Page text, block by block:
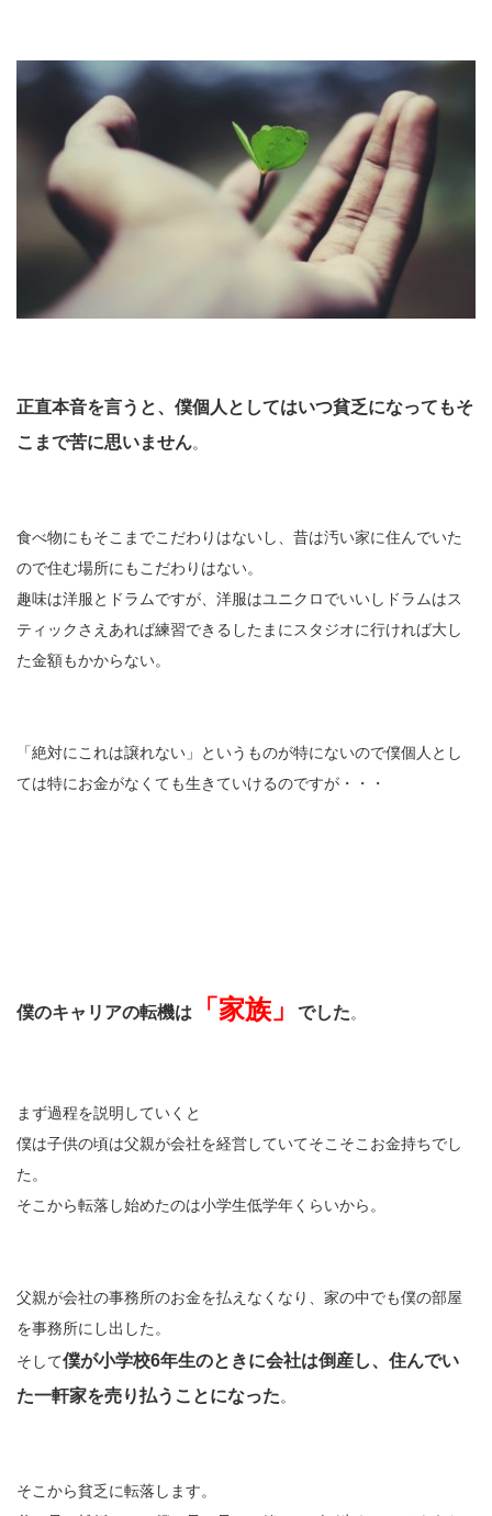
正直本音を言うと、僕個人としてはいつ貧乏になってもそ
こまで苦に思いません。
食べ物にもそこまでこだわりはないし、昔は汚い家に住んでいた
ので住む場所にもこだわりはない。
趣味は洋服とドラムですが、洋服はユニクロでいいしドラムはス
ティックさえあれば練習できるしたまにスタジオに行ければ大し
た金額もかからない。
「絶対にこれは譲れない」というものが特にないので僕個人とし
ては特にお金がなくても生きていけるのですが・・・
僕のキャリアの転機は 「家族」 でした。
まず過程を説明していくと
僕は子供の頃は父親が会社を経営していてそこそこお金持ちでし
た。
そこから転落し始めたのは小学生低学年くらいから。
父親が会社の事務所のお金を払えなくなり、家の中でも僕の部屋
を事務所にし出した。
そして僕が小学校6年生のときに会社は倒産し、住んでい
た一軒家を売り払うことになった。
そこから貧乏に転落します。